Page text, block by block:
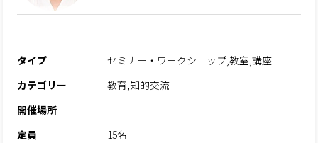
タイプ
セミナー・ワークショップ,教室,講座
カテゴリー
教育,知的交流
開催場所
定員
15名